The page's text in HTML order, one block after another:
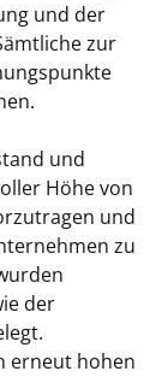
und der
zur
und
Höhe von
und
zu
der
erneut hohen